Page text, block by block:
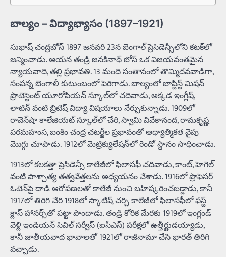
బాల్యం – విద్యాభ్యాసం (1897–1921)
సుభాష్ చంద్రబోస్ 1897 జనవరి 23న బెంగాల్ ప్రెసిడెన్సీలోని కటక్‌లో
జన్మించాడు. ఆయన తండ్రి జనకినాథ్ బోస్ ఒక విజయవంతమైన
న్యాయవాది, తల్లి ప్రభావతి. 13 మంది సంతానంలో తొమ్మిదవవాడిగా,
సంపన్న బెంగాలీ కుటుంబంలో పెరిగాడు. బాల్యంలో బాప్టిస్ట్ మిషన్
ప్రొటెస్టెంట్ యూరోపియన్ స్కూల్‌లో చదివాడు, అక్కడ ఇంగ్లీష్,
లాటిన్ వంటి బ్రిటిష్ విద్యా విషయాలు నేర్చుకున్నాడు. 1909లో
రావెన్‌షా కాలేజియట్ స్కూల్‌లో చేరి, స్వామి వివేకానంద, రామకృష్ణ
పరమహంస, బంకిం చంద్ర చటర్జీల ప్రభావంతో ఆధ్యాత్మికత వైపు
మొగ్గు చూపాడు. 1912లో మెట్రిక్యులేషన్‌లో రెండో స్థానం సాధించాడు.
1913లో కలకత్తా ప్రెసిడెన్సీ కాలేజీలో ఫిలాసఫీ చదివాడు, కాంట్, హెగెల్
వంటి పాశ్చాత్య తత్వవేత్తలను అధ్యయనం చేశాడు. 1916లో ప్రొఫెసర్
ఓటెన్‌పై దాడి ఆరోపణలతో కాలేజీ నుంచి బహిష్కరించబడ్డాడు, కానీ
1917లో తిరిగి చేరి 1918లో స్కాటిష్ చర్చి కాలేజీలో ఫిలాసఫీలో ఫస్ట్
క్లాస్ హానర్స్‌తో పట్టా పొందాడు. తండ్రి కోరిక మేరకు 1919లో ఇంగ్లండ్
వెళ్లి ఇండియన్ సివిల్ సర్వీస్ (ఐసీఎస్) పరీక్షలో ఉత్తీర్ణుడయ్యాడు,
కానీ జాతీయవాద భావాలతో 1921లో రాజీనామా చేసి భారత్ తిరిగి
వచ్చాడు.